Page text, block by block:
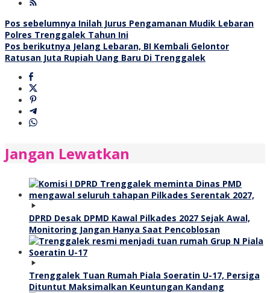
Navigasi
pos
Pos sebelumnya Inilah Jurus Pengamanan Mudik Lebaran
Polres Trenggalek Tahun Ini
Pos berikutnya Jelang Lebaran, BI Kembali Gelontor
Ratusan Juta Rupiah Uang Baru Di Trenggalek
Jangan Lewatkan
DPRD Desak DPMD Kawal Pilkades 2027 Sejak Awal,
Monitoring Jangan Hanya Saat Pencoblosan
Trenggalek Tuan Rumah Piala Soeratin U-17, Persiga
Dituntut Maksimalkan Keuntungan Kandang